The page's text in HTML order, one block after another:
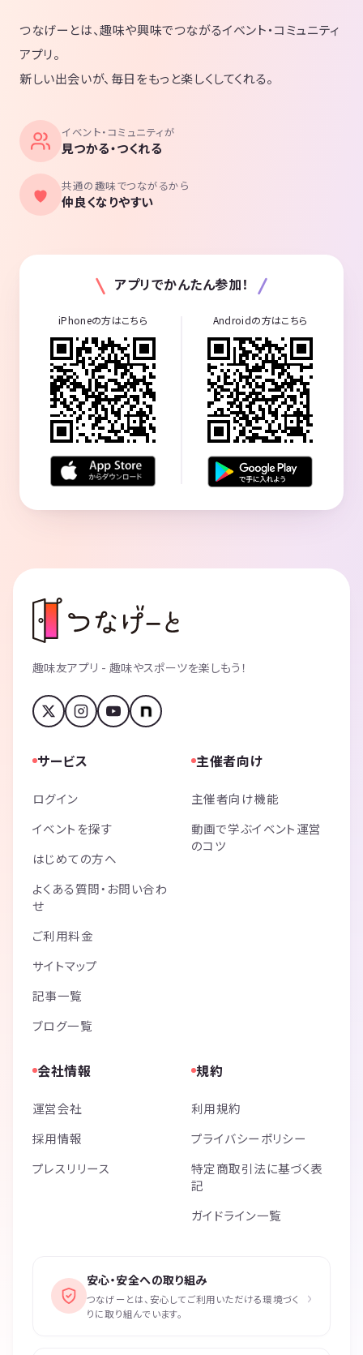
つなげーとは、趣味や興味でつながるイベント・コミュニティ
アプリ。
新しい出会いが、毎日をもっと楽しくしてくれる。
イベント・コミュニティが
見つかる・つくれる
共通の趣味でつながるから
仲良くなりやすい
アプリでかんたん参加！
iPhoneの方はこちら Androidの方はこちら
趣味友アプリ - 趣味やスポーツを楽しもう！
サービス
ログイン
イベントを探す
はじめての方へ
よくある質問・お問い合わ
せ
ご利用料金
サイトマップ
記事一覧
ブログ一覧
主催者向け
主催者向け機能
動画で学ぶイベント運営
のコツ
会社情報
運営会社
採用情報
プレスリリース
規約
利用規約
プライバシーポリシー
特定商取引法に基づく表
記
ガイドライン一覧
安心・安全への取り組み
つなげーとは、安心してご利用いただける環境づく
りに取り組んでいます。
›